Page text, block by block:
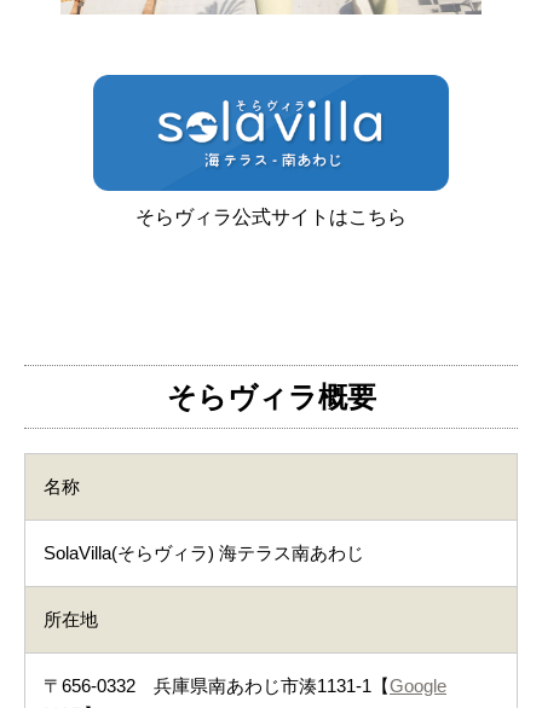
そらヴィラ公式サイトはこちら
そらヴィラ概要
名称
SolaVilla(そらヴィラ) 海テラス南あわじ
所在地
〒656-0332 兵庫県南あわじ市湊1131-1【Google